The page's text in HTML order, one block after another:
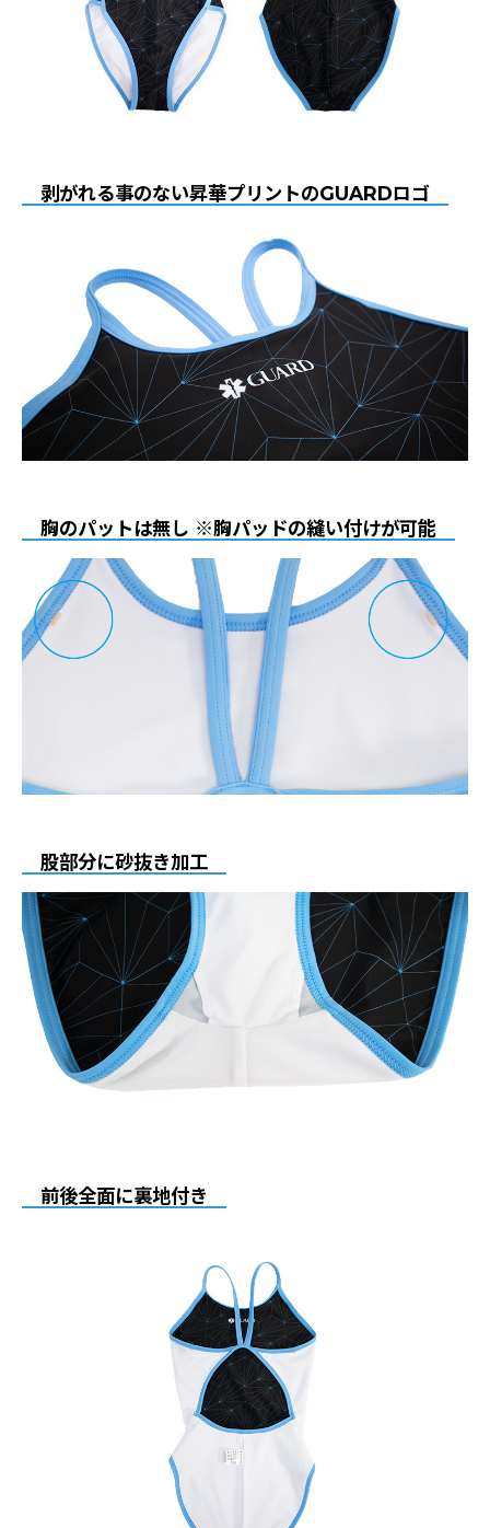
剥がれる事のない昇華プリントのGUARDロゴ
胸のパットは無し ※胸パッドの縫い付けが可能
股部分に砂抜き加工
前後全面に裏地付き